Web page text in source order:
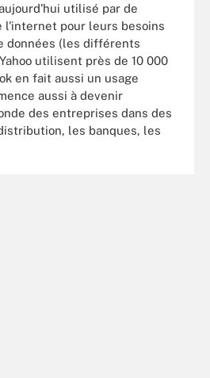
utilisé par de
l'internet pour leurs besoins
données (les différents
utilisent près de 10 000
en fait aussi un usage
aussi à devenir
des entreprises dans des
les banques, les